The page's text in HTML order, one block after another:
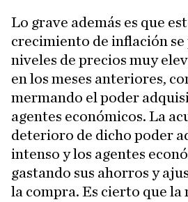
Lo grave además es que
crecimiento de inflación
niveles de precios muy
en los meses anteriores,
mermando el poder
agentes económicos. La
deterioro de dicho poder
intenso y los agentes
gastando sus ahorros y
la compra. Es cierto que la